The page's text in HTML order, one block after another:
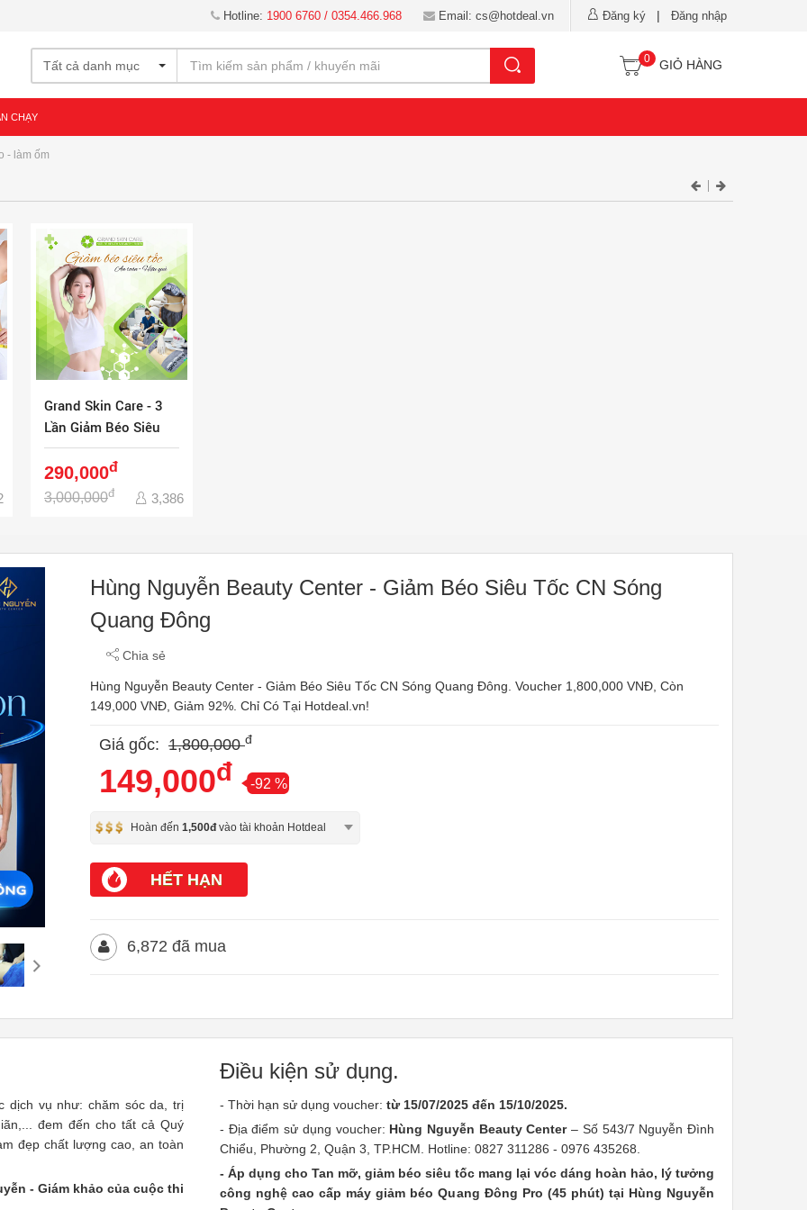
Đăng ký | Đăng nhập
Hotline: 1900 6760 / 0354.466.968 Email: cs@hotdeal.vn
Tất cả danh mục 0 GIỎ HÀNG
CHẠY
- làm ốm
Grand Skin Care - 3
Lần Giảm Béo Siêu
Tốc Lipo Pro - Hiệu
Quả Ngay
290,000đ
3,000,000đ 3,386
Hùng Nguyễn Beauty Center - Giảm Béo Siêu Tốc CN Sóng
Quang Đông
Chia sẻ
Hùng Nguyễn Beauty Center - Giảm Béo Siêu Tốc CN Sóng Quang Đông. Voucher 1,800,000 VNĐ, Còn
149,000 VNĐ, Giảm 92%. Chỉ Có Tại Hotdeal.vn!
Giá gốc: 1,800,000đ
149,000đ -92 %
Hoàn đến 1,500đvào tài khoản Hotdeal
HẾT HẠN
6,872 đã mua
dịch vụ như: chăm sóc da, trị
đem đến cho tất cả Quý
đẹp chất lượng cao, an toàn
- Giám khảo của cuộc thi
Điều kiện sử dụng.
- Thời hạn sử dụng voucher: từ 15/07/2025 đến 15/10/2025.
- Địa điểm sử dụng voucher: Hùng Nguyễn Beauty Center– Số 543/7 Nguyễn Đình
Chiểu, Phường 2, Quận 3, TP.HCM. Hotline: 0827 311286 - 0976 435268.
- Áp dụng cho Tan mỡ, giảm béo siêu tốc mang lại vóc dáng hoàn hảo, lý tưởng
công nghệ cao cấp máy giảm béo Quang Đông Pro (45 phút) tại Hùng Nguyễn